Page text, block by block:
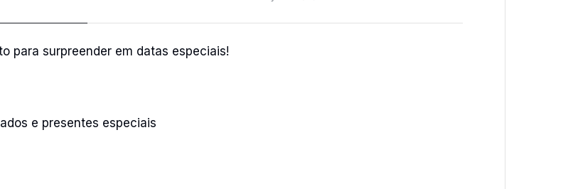
para surpreender em datas especiais!
e presentes especiais